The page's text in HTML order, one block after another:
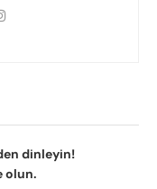
dinleyin!
olun.